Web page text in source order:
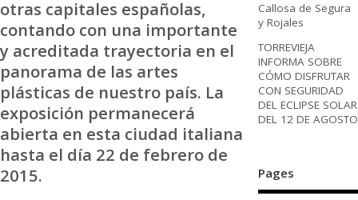
otras capitales españolas,
contando con una importante
y acreditada trayectoria en el
panorama de las artes
plásticas de nuestro país. La
exposición permanecerá
abierta en esta ciudad italiana
hasta el día 22 de febrero de
2015.
Callosa de Segura
y Rojales
TORREVIEJA
INFORMA SOBRE
CÓMO DISFRUTAR
CON SEGURIDAD
DEL ECLIPSE SOLAR
DEL 12 DE AGOSTO
Pages